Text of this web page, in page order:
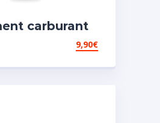
carburant
9,90€